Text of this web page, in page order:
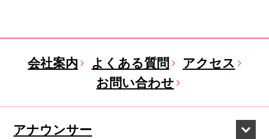
会社案内 よくある質問
アクセス
お問い合わせ
アナウンサー